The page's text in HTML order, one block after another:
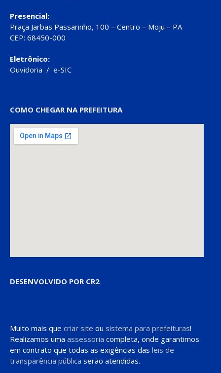
Presencial:
Praça Jarbas Passarinho, 100 – Centro – Moju – PA
CEP: 68450-000
Eletrônico:
Ouvidoria / e-SIC
COMO CHEGAR NA PREFEITURA
DESENVOLVIDO POR CR2
Muito mais que criar site ou sistema para prefeituras!
Realizamos uma assessoria completa, onde garantimos
em contrato que todas as exigências das leis de
transparência pública serão atendidas.